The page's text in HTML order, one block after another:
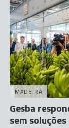
MADEIRA
Gesba
sem soluções